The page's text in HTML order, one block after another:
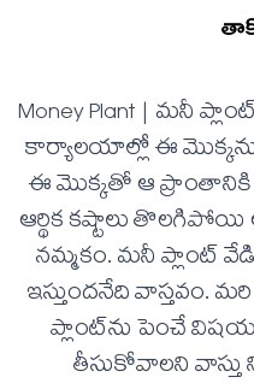
Money Plant | మ‌నీ
కార్యాల‌యాల్లో ఈ మొక్క‌ను
ఈ మొక్క‌తో ఆ ప్రాంతానికి
ఆర్థిక క‌ష్టాలు
న‌మ్మ‌కం. మ‌నీ ప్లాంట్
ఇస్తుంద‌నేది వాస్త‌వం.
ప్లాంట్‌ను పెంచే
తీసుకోవాల‌ని వాస్తు